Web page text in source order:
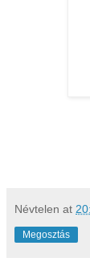
Névtelen at
Megosztás